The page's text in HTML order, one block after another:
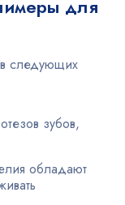
для
следующих
зубов,
обладают